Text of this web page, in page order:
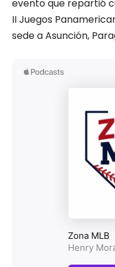
evento que repartió
II Juegos
sede a Asunción,